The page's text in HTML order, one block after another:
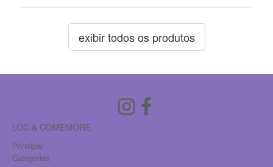
exibir todos os produtos
LOC & COMEMORE
Principal
Categorias